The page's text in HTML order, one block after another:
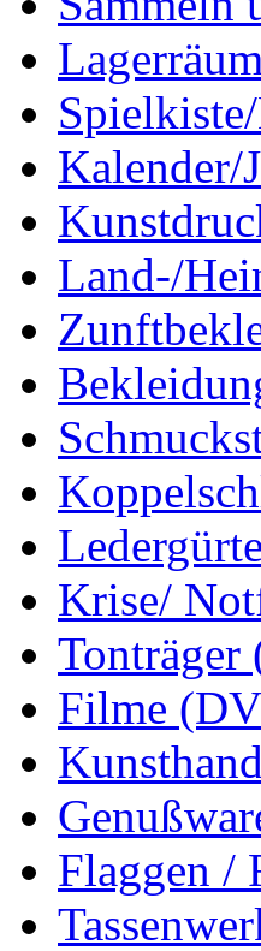
Kalender/
Land-/
Krise/
Tonträger
Filme
Flaggen /